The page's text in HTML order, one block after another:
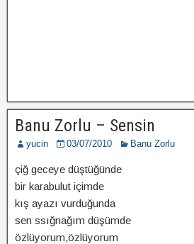
Banu Zorlu – Sensin
yucin 03/07/2010 Banu Zorlu
çiğ geceye düştüğünde
bir karabulut içimde
kış ayazı vurduğunda
sen ssığnağım düşümde
özlüyorum,özlüyorum